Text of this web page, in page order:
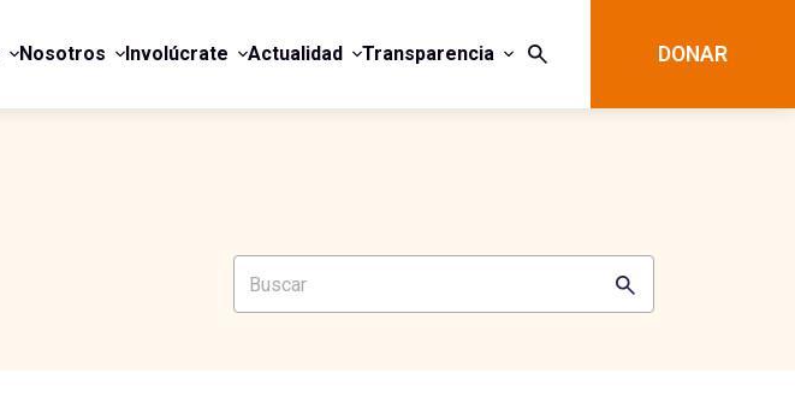
Nosotros Involúcrate Actualidad Transparencia DONAR